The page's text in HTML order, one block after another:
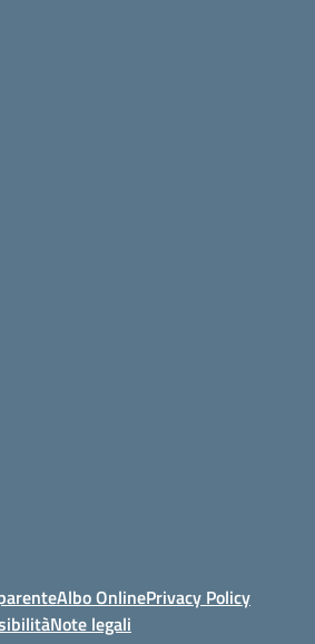
Albo OnlinePrivacy Policy
Note legali